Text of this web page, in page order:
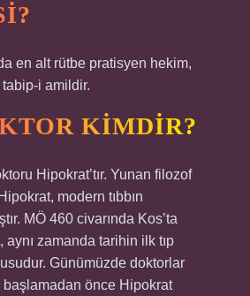
en alt rütbe pratisyen hekim,
i amildir.
KIMDIR?
Hipokrat’tır. Yunan filozof
modern tıbbın
MÖ 460 civarında Kos’ta
zamanda tarihin ilk tıp
Günümüzde doktorlar
başlamadan önce Hipokrat